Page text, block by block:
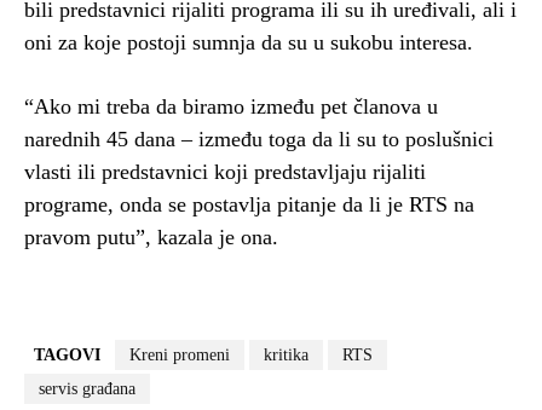
bili predstavnici rijaliti programa ili su ih uređivali, ali i
oni za koje postoji sumnja da su u sukobu interesa.
“Ako mi treba da biramo između pet članova u
narednih 45 dana – između toga da li su to poslušnici
vlasti ili predstavnici koji predstavljaju rijaliti
programe, onda se postavlja pitanje da li je RTS na
pravom putu”, kazala je ona.
TAGOVI Kreni promeni kritika
RTS
servis građana